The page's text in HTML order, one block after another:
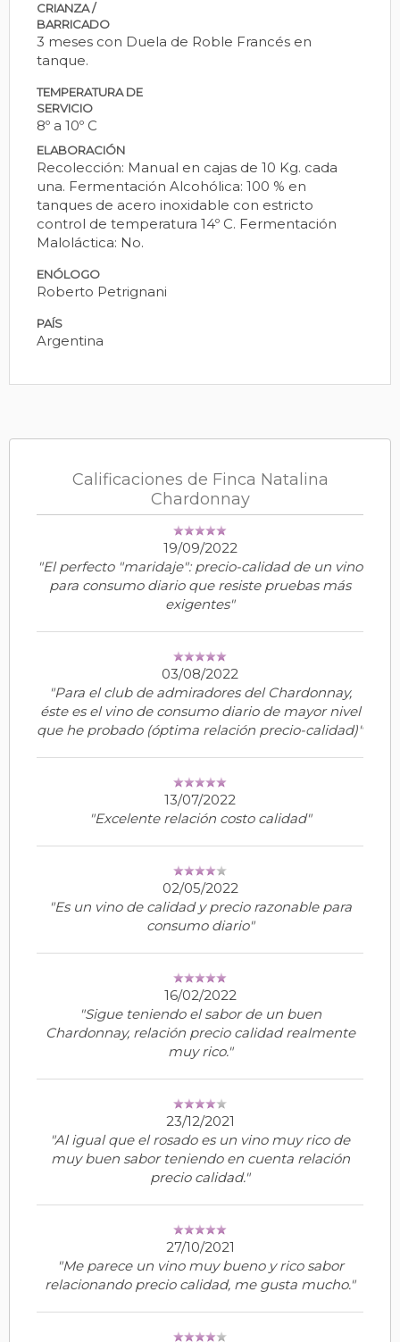
CRIANZA /
BARRICADO
3 meses con Duela de Roble Francés en
tanque.
TEMPERATURA DE
SERVICIO
8º a 10º C
ELABORACIÓN
Recolección: Manual en cajas de 10 Kg. cada
una. Fermentación Alcohólica: 100 % en
tanques de acero inoxidable con estricto
control de temperatura 14º C. Fermentación
Maloláctica: No.
ENÓLOGO
Roberto Petrignani
PAÍS
Argentina
Calificaciones de Finca Natalina
Chardonnay
19/09/2022
"El perfecto "maridaje": precio-calidad de un vino
para consumo diario que resiste pruebas más
exigentes"
03/08/2022
"Para el club de admiradores del Chardonnay,
éste es el vino de consumo diario de mayor nivel
que he probado (óptima relación precio-calidad)"
13/07/2022
"Excelente relación costo calidad"
02/05/2022
"Es un vino de calidad y precio razonable para
consumo diario"
16/02/2022
"Sigue teniendo el sabor de un buen
Chardonnay, relación precio calidad realmente
muy rico."
23/12/2021
"Al igual que el rosado es un vino muy rico de
muy buen sabor teniendo en cuenta relación
precio calidad."
27/10/2021
"Me parece un vino muy bueno y rico sabor
relacionando precio calidad, me gusta mucho."